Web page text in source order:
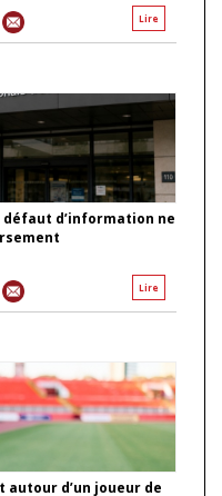
Lire
d’information ne
Lire
autour d’un joueur de